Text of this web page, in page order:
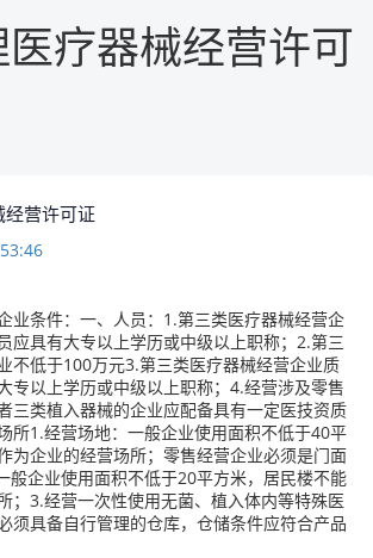
疗器械经营许可
营许可证
业条件：一、人员：1.第三类医疗器械经营企
应具有大专以上学历或中级以上职称；2.第三
不低于100万元3.第三类医疗器械经营企业质
专以上学历或中级以上职称；4.经营涉及零售
三类植入器械的企业应配备具有一定医技资质
所1.经营场地：一般企业使用面积不低于40平
为企业的经营场所；零售经营企业必须是门面
般企业使用面积不低于20平方米，居民楼不能
；3.经营一次性使用无菌、植入体内等特殊医
须具备自行管理的仓库，仓储条件应符合产品